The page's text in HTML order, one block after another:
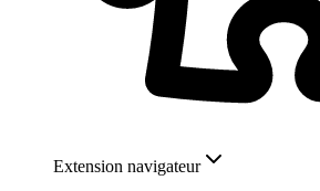
Extension navigateur